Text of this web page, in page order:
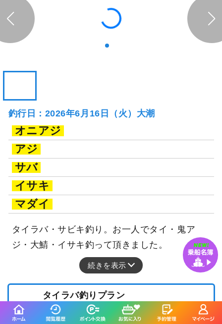
釣行日：2026年6月16日（火）大潮
オニアジ
アジ
サバ
イサキ
マダイ
タイラバ・サビキ釣り。お一人でタイ・鬼ア
ジ・大鯖・イサキ釣って頂きました。
続きを表示
乗合
タイラバ釣りプラン
12,000円/人